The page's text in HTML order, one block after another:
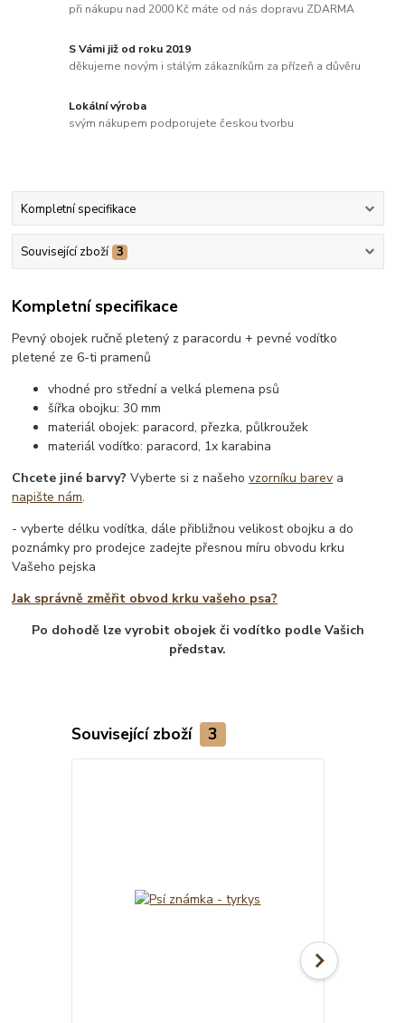
při nákupu nad 2000 Kč máte od nás dopravu ZDARMA
S Vámi již od roku 2019
děkujeme novým i stálým zákazníkům za přízeň a důvěru
Lokální výroba
svým nákupem podporujete českou tvorbu
Kompletní specifikace
Související zboží 3
Kompletní specifikace
Pevný obojek ručně pletený z paracordu + pevné vodítko
pletené ze 6-ti pramenů
vhodné pro střední a velká plemena psů
šířka obojku: 30 mm
materiál obojek: paracord, přezka, půlkroužek
materiál vodítko: paracord, 1x karabina
Chcete jiné barvy? Vyberte si z našehovzorníku barev a
napište nám.
- vyberte délku vodítka, dále přibližnou velikost obojku a do
poznámky pro prodejce zadejte přesnou míru obvodu krku
Vašeho pejska
Jak správně změřit obvod krku vašeho psa?
Po dohodě lze vyrobit obojek či vodítko podle Vašich
představ.
Související zboží 3